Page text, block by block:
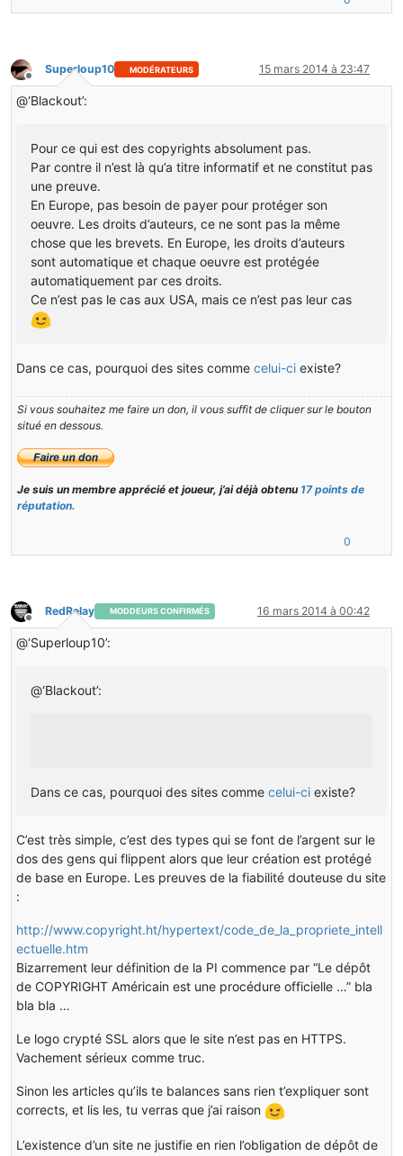
Hors-ligne
Superloup10 MODÉRATEURS 15 mars 2014 à 23:47
@‘Blackout’:
Pour ce qui est des copyrights absolument pas.
Par contre il n’est là qu’a titre informatif et ne constitut pas
une preuve.
En Europe, pas besoin de payer pour protéger son
oeuvre. Les droits d’auteurs, ce ne sont pas la même
chose que les brevets. En Europe, les droits d’auteurs
sont automatique et chaque oeuvre est protégée
automatiquement par ces droits.
Ce n’est pas le cas aux USA, mais ce n’est pas leur cas
Dans ce cas, pourquoi des sites comme celui-ci existe?
Si vous souhaitez me faire un don, il vous suffit de cliquer sur le bouton
situé en dessous.
Je suis un membre apprécié et joueur, j’ai déjà obtenu 17 points de
réputation.
0
Hors-ligne
RedRelay MODDEURS CONFIRMÉS 16 mars 2014 à 00:42
@‘Superloup10’:
@‘Blackout’:
Dans ce cas, pourquoi des sites comme celui-ci existe?
C’est très simple, c’est des types qui se font de l’argent sur le
dos des gens qui flippent alors que leur création est protégé
de base en Europe. Les preuves de la fiabilité douteuse du site
:
http://www.copyright.ht/hypertext/code_de_la_propriete_intell
ectuelle.htm
Bizarrement leur définition de la PI commence par “Le dépôt
de COPYRIGHT Américain est une procédure officielle …” bla
bla bla …
Le logo crypté SSL alors que le site n’est pas en HTTPS.
Vachement sérieux comme truc.
Sinon les articles qu’ils te balances sans rien t’expliquer sont
corrects, et lis les, tu verras que j’ai raison
L’existence d’un site ne justifie en rien l’obligation de dépôt de